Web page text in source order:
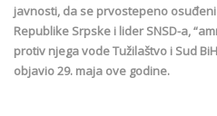
javnosti, da se prvostepeno
Republike Srpske i lider SNSD-a,
protiv njega vode Tužilaštvo i Sud
objavio 29. maja ove godine.